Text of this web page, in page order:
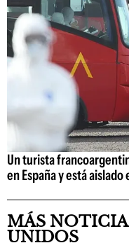
Un turista
en España y está aislado
MÁS
UNIDOS